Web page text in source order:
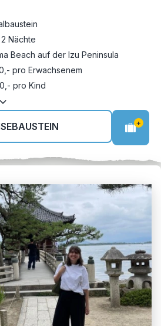
Nächte
Beach auf der Izu Peninsula
pro Erwachsenem
pro Kind
+